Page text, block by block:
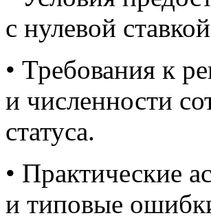
с нулевой
• Требования к
и численности
статуса.
• Практические
и типовые